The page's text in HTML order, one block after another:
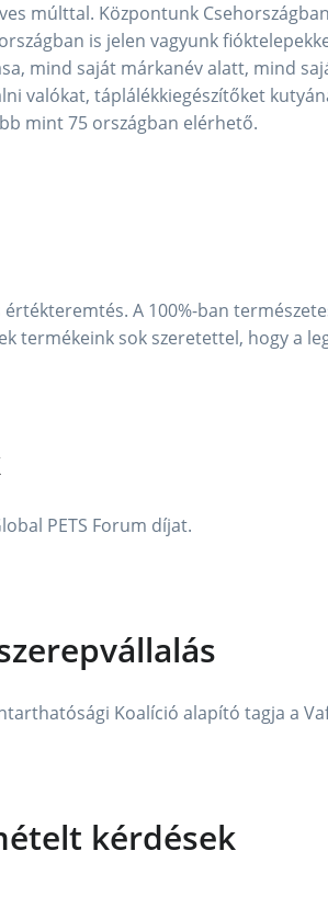
múlttal. Központunk
is jelen vagyunk
mind saját márkanév alatt, mind
valókat, táplálékkiegészítőket
mint 75 országban elérhető.
A 100%-ban
termékeink sok szeretettel, hogy a
PETS Forum díjat.
Koalíció alapító tagja a
kérdések